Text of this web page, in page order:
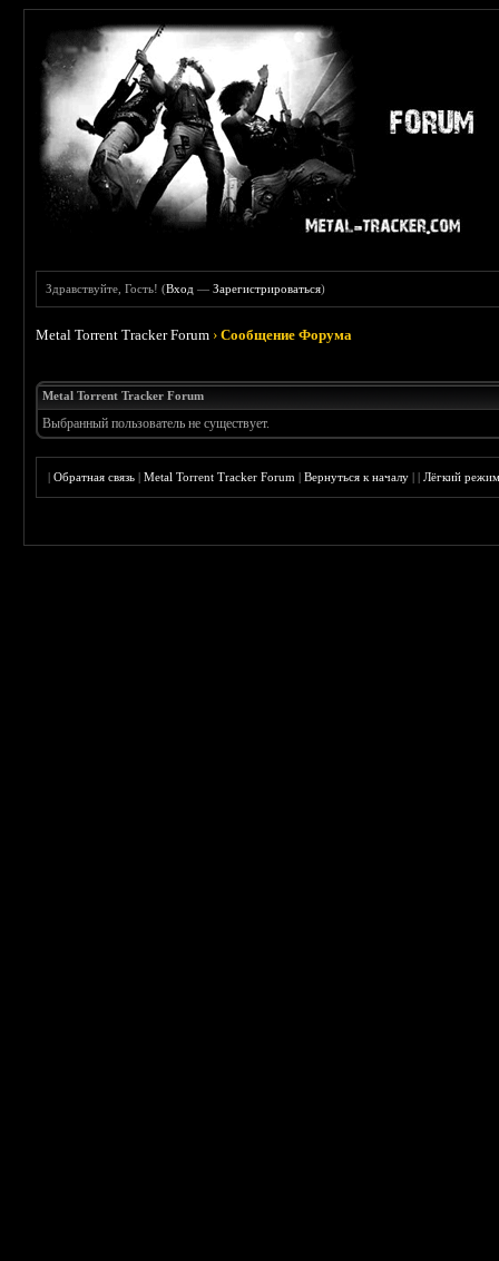
Здравствуйте, Гость! (Вход —Зарегистрироваться)
Metal Torrent Tracker Forum ›Сообщение Форума
Metal Torrent Tracker Forum
Выбранный пользователь не существует.
|Обратная связь |Metal Torrent Tracker Forum |Вернуться к началу ||Лёгкий